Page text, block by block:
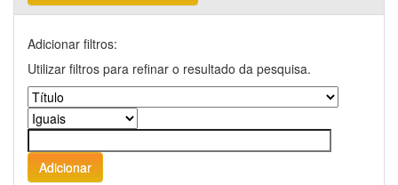
Adicionar filtros:
Utilizar filtros para refinar o resultado da pesquisa.